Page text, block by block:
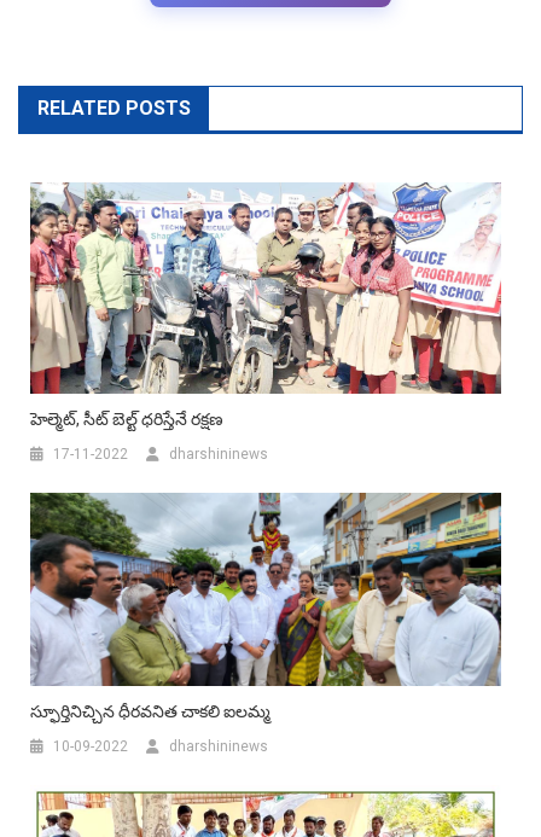
RELATED POSTS
హెల్మెట్, సీట్ బెల్ట్ ధరిస్తేనే రక్షణ
17-11-2022 dharshininews
స్ఫూర్తినిచ్చిన ధీరవనిత చాకలి ఐలమ్మ
10-09-2022 dharshininews